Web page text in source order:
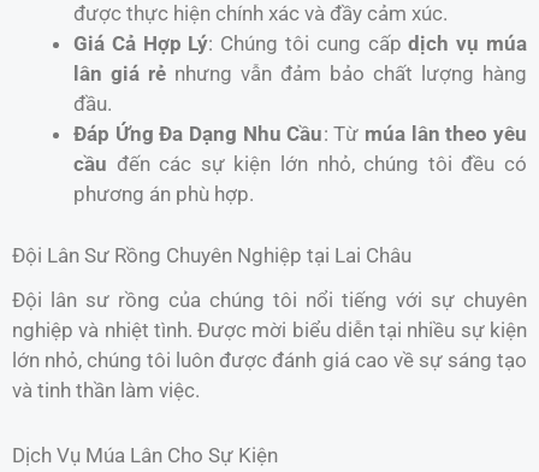
được thực hiện chính xác và đầy cảm xúc.
Giá Cả Hợp Lý: Chúng tôi cung cấpdịch vụ múa
lân giá rẻ nhưng vẫn đảm bảo chất lượng hàng
đầu.
Đáp Ứng Đa Dạng Nhu Cầu: Từ múa lân theo yêu
cầu đến các sự kiện lớn nhỏ, chúng tôi đều có
phương án phù hợp.
Đội Lân Sư Rồng Chuyên Nghiệp tại Lai Châu
Đội lân sư rồng của chúng tôi nổi tiếng với sự chuyên
nghiệp và nhiệt tình. Được mời biểu diễn tại nhiều sự kiện
lớn nhỏ, chúng tôi luôn được đánh giá cao về sự sáng tạo
và tinh thần làm việc.
Dịch Vụ Múa Lân Cho Sự Kiện